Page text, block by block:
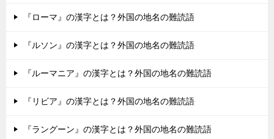
『ローマ』の漢字とは？外国の地名の難読語
『ルソン』の漢字とは？外国の地名の難読語
『ルーマニア』の漢字とは？外国の地名の難読語
『リビア』の漢字とは？外国の地名の難読語
『ラングーン』の漢字とは？外国の地名の難読語